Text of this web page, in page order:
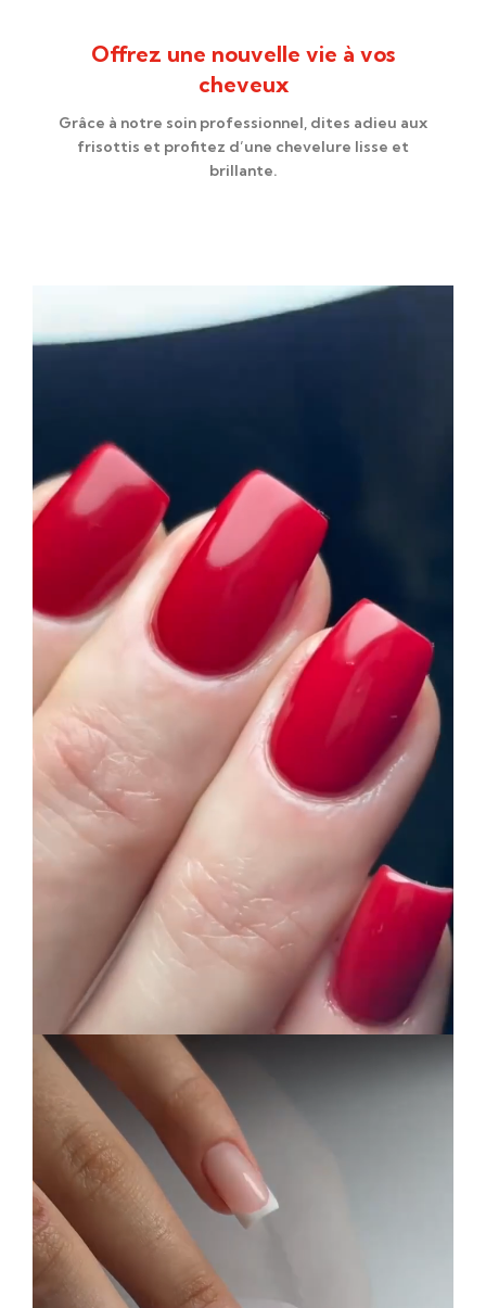
Offrez une nouvelle vie à vos
cheveux
Grâce à notre soin professionnel, dites adieu aux
frisottis et profitez d’une chevelure lisse et
brillante.